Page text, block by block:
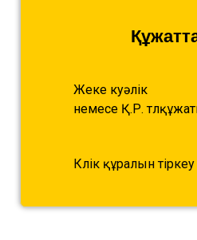
Жеке куәлік
немесе Қ.Р.
Көлік құралын